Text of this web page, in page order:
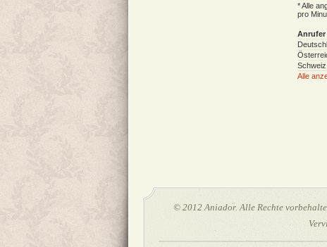
* Alle
pro
Anrufer
Schweiz
Alle
© 2012 Aniador. Alle Rechte